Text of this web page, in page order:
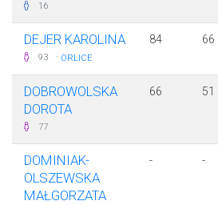
16
DEJER KAROLINA
93 · ORLICE
84 66
DOBROWOLSKA
DOROTA
77
66 51
DOMINIAK-
OLSZEWSKA
MAŁGORZATA
- -